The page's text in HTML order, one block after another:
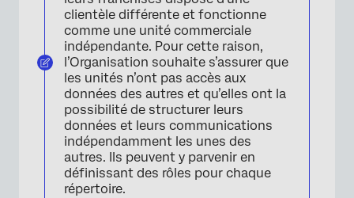
clientèle différente et fonctionne
comme une unité commerciale
indépendante. Pour cette raison,
l’Organisation souhaite s’assurer que
les unités n’ont pas accès aux
données des autres et qu’elles ont la
possibilité de structurer leurs
données et leurs communications
indépendamment les unes des
autres. Ils peuvent y parvenir en
définissant des rôles pour chaque
répertoire.